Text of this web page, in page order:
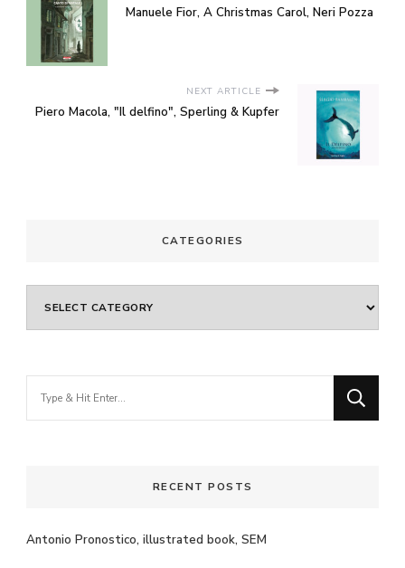
Manuele Fior, A Christmas Carol, Neri Pozza
NEXT ARTICLE
Piero Macola, "Il delfino", Sperling & Kupfer
CATEGORIES
RECENT POSTS
Antonio Pronostico, illustrated book, SEM